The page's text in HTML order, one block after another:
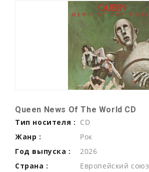
Queen News Of The World CD
Тип носителя : CD
Жанр :
Рок
Год выпуска :
2026
Страна :
Европейский союз